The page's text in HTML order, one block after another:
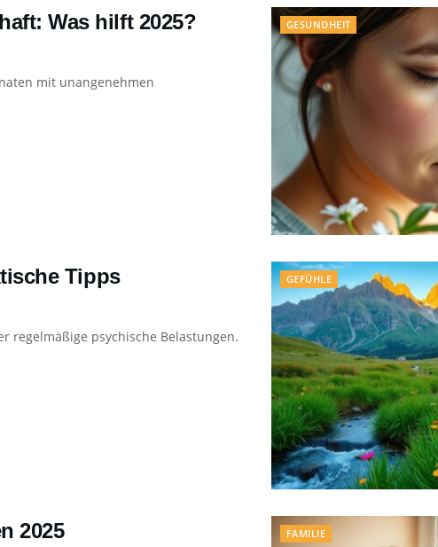
GESUNDHEIT
Was hilft 2025?
mit unangenehmen
GEFÜHLE
Tipps
regelmäßige psychische Belastungen.
FAMILIE
2025